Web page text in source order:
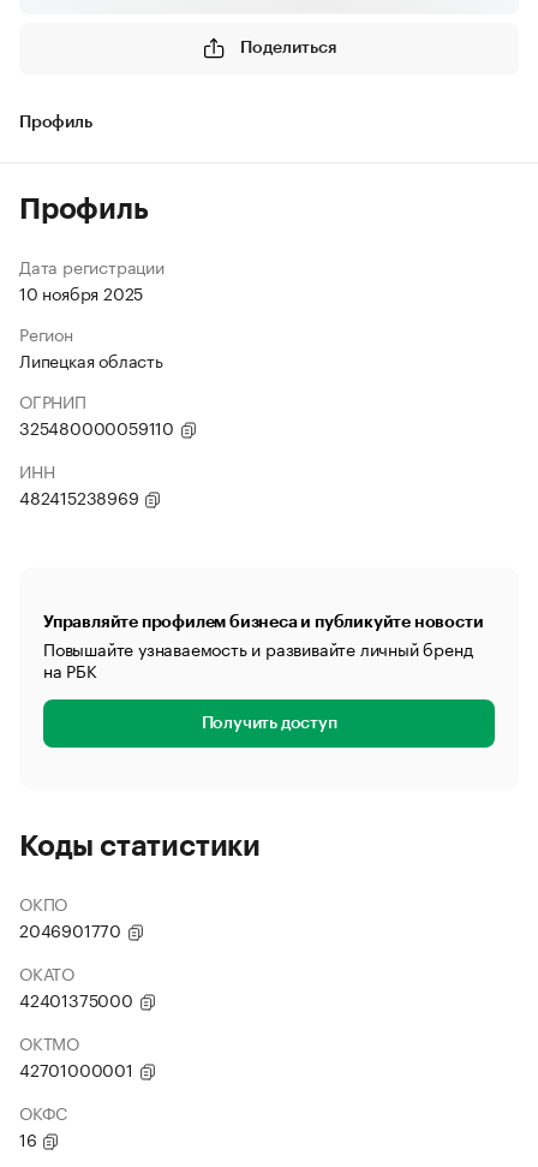
Поделиться
Профиль
Профиль
Дата регистрации
10 ноября 2025
Регион
Липецкая область
ОГРНИП
325480000059110
ИНН
482415238969
Управляйте профилем бизнеса и публикуйте новости
Повышайте узнаваемость и развивайте личный бренд
на РБК
Получить доступ
Коды статистики
ОКПО
2046901770
ОКАТО
42401375000
ОКТМО
42701000001
ОКФС
16